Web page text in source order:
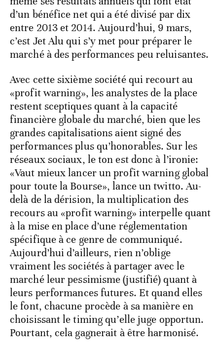
d’un bénéfice net qui a été divisé par dix
entre 2013 et 2014. Aujourd’hui, 9 mars,
c’est Jet Alu qui s’y met pour préparer le
marché à des performances peu reluisantes.
Avec cette sixième société qui recourt au
«profit warning», les analystes de la place
restent sceptiques quant à la capacité
financière globale du marché, bien que les
grandes capitalisations aient signé des
performances plus qu’honorables. Sur les
réseaux sociaux, le ton est donc à l’ironie:
«Vaut mieux lancer un profit warning global
pour toute la Bourse», lance un twitto. Au-
delà de la dérision, la multiplication des
recours au «profit warning» interpelle quant
à la mise en place d’une réglementation
spécifique à ce genre de communiqué.
Aujourd’hui d’ailleurs, rien n’oblige
vraiment les sociétés à partager avec le
marché leur pessimisme (justifié) quant à
leurs performances futures. Et quand elles
le font, chacune procède à sa manière en
choisissant le timing qu’elle juge opportun.
Pourtant, cela gagnerait à être harmonisé.